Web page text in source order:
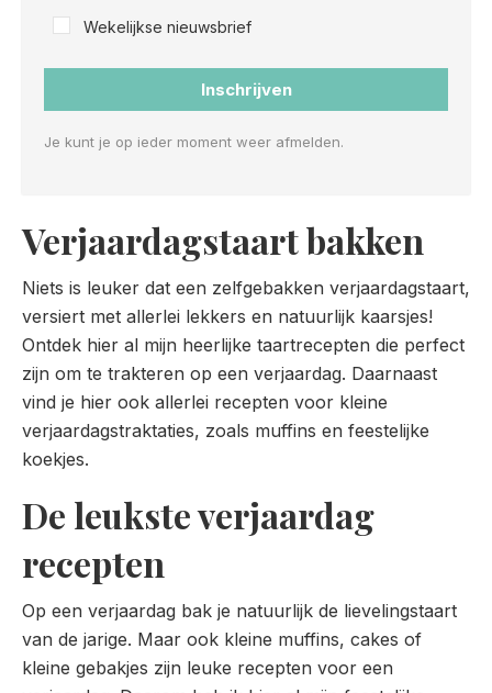
Wekelijkse nieuwsbrief
Inschrijven
Je kunt je op ieder moment weer afmelden.
Verjaardagstaart bakken
Niets is leuker dat een zelfgebakken verjaardagstaart,
versiert met allerlei lekkers en natuurlijk kaarsjes!
Ontdek hier al mijn heerlijke taartrecepten die perfect
zijn om te trakteren op een verjaardag. Daarnaast
vind je hier ook allerlei recepten voor kleine
verjaardagstraktaties, zoals muffins en feestelijke
koekjes.
De leukste verjaardag
recepten
Op een verjaardag bak je natuurlijk de lievelingstaart
van de jarige. Maar ook kleine muffins, cakes of
kleine gebakjes zijn leuke recepten voor een